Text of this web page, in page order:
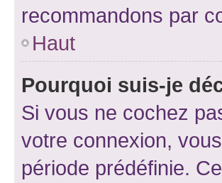
recommandons par
Haut
Pourquoi suis-je
Si vous ne cochez
votre connexion,
période prédéfinie.